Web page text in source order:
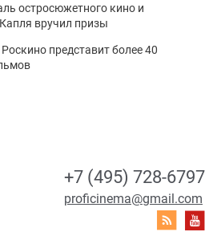
остросюжетного кино и
вручил призы
Роскино представит более 40
+7 (495) 728-6797
proficinema@gmail.com